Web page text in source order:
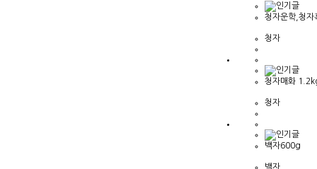
청자운학,청자
청자
청자매화
청자
백자600g
백자